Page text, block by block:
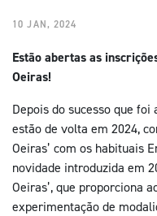
10 JAN, 2024
Estão abertas as
Oeiras!
Depois do sucesso que foi
estão de volta em 2024,
Oeiras’ com os habituais
novidade introduzida em
Oeiras’, que proporciona
experimentação de